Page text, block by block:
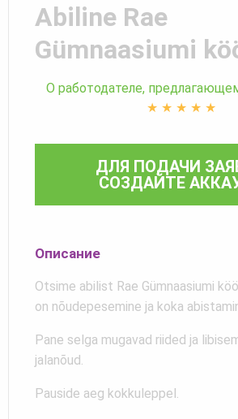
Abiline Rae
Gümnaasiumi
О работодателе,
★ ★ ★ ★ ★
ДЛЯ ПОДАЧИ
СОЗДАЙТЕ
Описание
Otsime abilist Rae Gümnaasiumi
on nõudepesemine ja koka
Pane selga mugavad riided ja
jalanõud.
Pauside aeg kokkuleppel.